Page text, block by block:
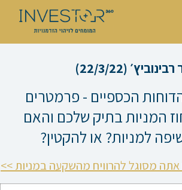
(22/3/22)
הכספיים - פרמטרים
המניות בתיק שלכם והאם
למניות? או להקטין?
מסוגל להרוויח מהשקעה במניות >>